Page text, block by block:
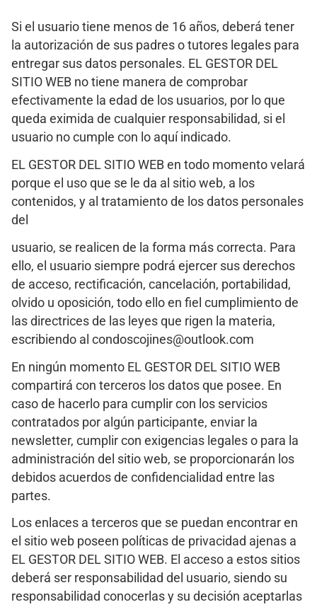
Si el usuario tiene menos de 16 años, deberá tener
la autorización de sus padres o tutores legales para
entregar sus datos personales. EL GESTOR DEL
SITIO WEB no tiene manera de comprobar
efectivamente la edad de los usuarios, por lo que
queda eximida de cualquier responsabilidad, si el
usuario no cumple con lo aquí indicado.
EL GESTOR DEL SITIO WEB en todo momento velará
porque el uso que se le da al sitio web, a los
contenidos, y al tratamiento de los datos personales
del
usuario, se realicen de la forma más correcta. Para
ello, el usuario siempre podrá ejercer sus derechos
de acceso, rectificación, cancelación, portabilidad,
olvido u oposición, todo ello en fiel cumplimiento de
las directrices de las leyes que rigen la materia,
escribiendo al condoscojines@outlook.com
En ningún momento EL GESTOR DEL SITIO WEB
compartirá con terceros los datos que posee. En
caso de hacerlo para cumplir con los servicios
contratados por algún participante, enviar la
newsletter, cumplir con exigencias legales o para la
administración del sitio web, se proporcionarán los
debidos acuerdos de confidencialidad entre las
partes.
Los enlaces a terceros que se puedan encontrar en
el sitio web poseen políticas de privacidad ajenas a
EL GESTOR DEL SITIO WEB. El acceso a estos sitios
deberá ser responsabilidad del usuario, siendo su
responsabilidad conocerlas y su decisión aceptarlas